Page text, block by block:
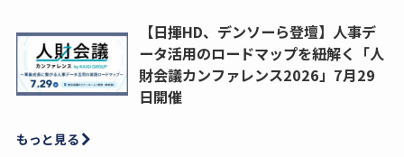
【日揮HD、デンソーら登壇】人事デ
ータ活用のロードマップを紐解く「人
財会議カンファレンス2026」7月29
日開催
もっと見る